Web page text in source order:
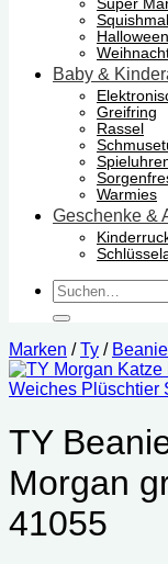
Super
Halloween
Baby &
Greifring
Rassel
Warmies
Geschenke &
Suchen
nach:
Marken / Ty /
TY
Morgan
41055